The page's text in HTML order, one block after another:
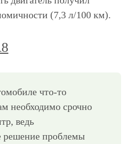
(7,3 л/100 км).
что-то
необходимо срочно
ведь
решение проблемы